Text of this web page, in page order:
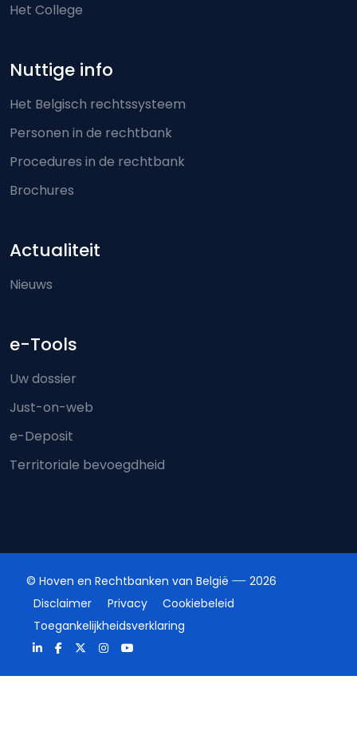
Het College
Nuttige info
Het Belgisch rechtssysteem
Personen in de rechtbank
Procedures in de rechtbank
Brochures
Actualiteit
Nieuws
e-Tools
Uw dossier
Just-on-web
e-Deposit
Territoriale bevoegdheid
© Hoven en Rechtbanken van België
2026
Disclaimer
Privacy
Cookiebeleid
Toegankelijkheidsverklaring